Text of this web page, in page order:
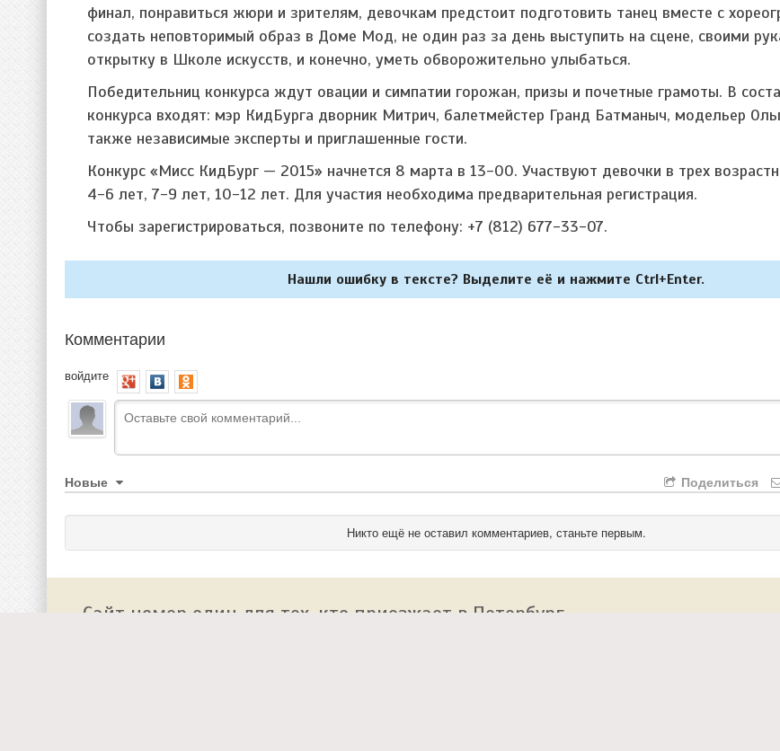
финал, понравиться жюри и зрителям, девочкам предстоит подготовить танец вместе с
создать неповторимый образ в Доме Мод, не один раз за день выступить на сцене, своими
открытку в Школе искусств, и конечно, уметь обворожительно улыбаться.
Победительниц конкурса ждут овации и симпатии горожан, призы и почетные грамоты. В
конкурса входят: мэр КидБурга дворник Митрич, балетмейстер Гранд Батманыч, модельер
также независимые эксперты и приглашенные гости.
Конкурс «Мисс КидБург — 2015» начнется 8 марта в 13-00. Участвуют девочки в трех
4-6 лет, 7-9 лет, 10-12 лет. Для участия необходима предварительная регистрация.
Чтобы зарегистрироваться, позвоните по телефону: +7 (812) 677-33-07.
Нашли ошибку в тексте? Выделите её и нажмите Ctrl+Enter.
Комментарии
войдите
Новые Поделиться
Никто ещё не оставил комментариев, станьте первым.
Сайт номер один для тех, кто приезжает в Петербург